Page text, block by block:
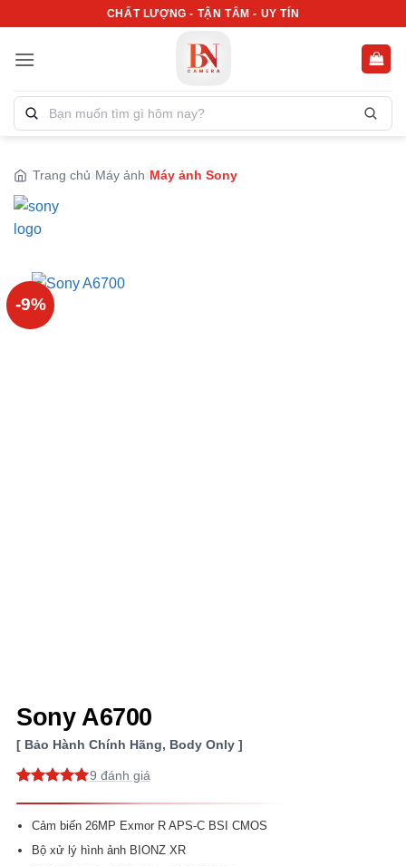
nội
CHẤT LƯỢNG - TẬN TÂM - UY TÍN
Tìm
kiếm
phẩm:
Trang chủ Máy ảnh Máy ảnh Sony
-9%
Sony A6700
Bảo Hành Chính Hãng, Body Only
đánh giá
9
Cảm biến 26MP Exmor R APS-C BSI CMOS
Bộ xử lý hình ảnh BIONZ XR